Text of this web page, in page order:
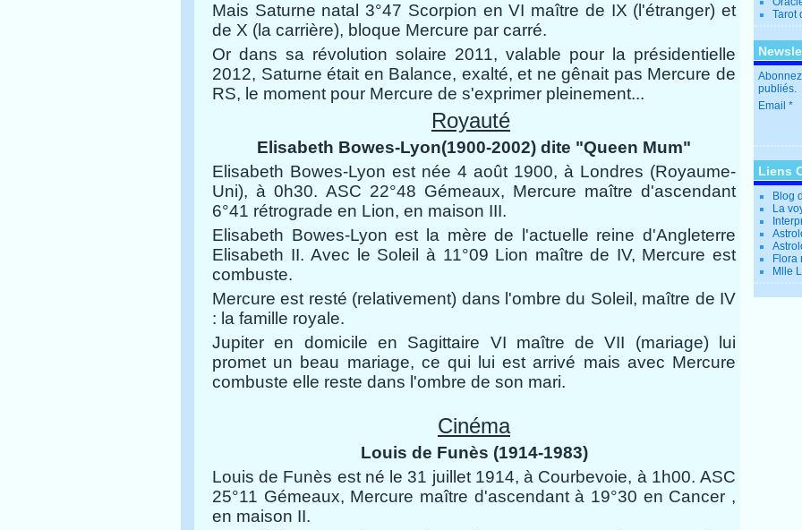
Mais Saturne natal 3°47 Scorpion en VI maître de IX (l'étranger) et
de X (la carrière), bloque Mercure par carré.
Or dans sa révolution solaire 2011, valable pour la présidentielle
2012, Saturne était en Balance, exalté, et ne gênait pas Mercure de
RS, le moment pour Mercure de s'exprimer pleinement...
Royauté
Elisabeth Bowes-Lyon(1900-2002) dite "Queen Mum"
Elisabeth Bowes-Lyon est née 4 août 1900, à Londres (Royaume-
Uni), à 0h30. ASC 22°48 Gémeaux, Mercure maître d'ascendant
6°41 rétrograde en Lion, en maison III.
Elisabeth Bowes-Lyon est la mère de l'actuelle reine d'Angleterre
Elisabeth II.Avec le Soleil à 11°09 Lion maître de IV, Mercure est
combuste.
Mercure est resté (relativement) dans l'ombre du Soleil, maître de IV
: la famille royale.
Jupiter en domicile en Sagittaire VI maître de VII (mariage) lui
promet un beau mariage, ce qui lui est arrivé mais avec Mercure
combuste elle reste dans l'ombre de son mari.
Cinéma
Louis de Funès (1914-1983)
Louis de Funès est né le 31 juillet 1914, à Courbevoie, à 1h00. ASC
25°11 Gémeaux, Mercure maître d'ascendantà 19°30 en Cancer ,
en maison II.
Tarot
publiés.
Email
Liens
Blog
La
Flora
Mlle